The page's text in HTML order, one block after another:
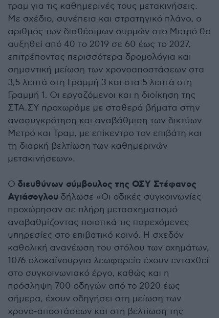
τραμ για τις καθημερινές τους μετακινήσεις.
Με σχέδιο, συνέπεια και στρατηγικό πλάνο, ο
αριθμός των διαθέσιμων συρμών στο Μετρό θα
αυξηθεί από 40 το 2019 σε 60 έως το 2027,
επιτρέποντας περισσότερα δρομολόγια και
σημαντική μείωση των χρονοαποστάσεων στα
3,5 λεπτά στη Γραμμή 3 και στα 5 λεπτά στη
Γραμμή 1. Οι εργαζόμενοι και η διοίκηση της
ΣΤΑ.ΣΥ προχωράμε με σταθερά βήματα στην
ανασυγκρότηση και αναβάθμιση των δικτύων
Μετρό και Τραμ, με επίκεντρο τον επιβάτη και
τη διαρκή βελτίωση των καθημερινών
μετακινήσεων».
Ο διευθύνων σύμβουλος της ΟΣΥ Στέφανος
Αγιάσογλου δήλωσε «Οι οδικές συγκοινωνίες
προχώρησαν σε πλήρη μετασχηματισμό
αναβαθμίζοντας ποιοτικά τις παρεχόμενες
υπηρεσίες στο επιβατικό κοινό. Η σχεδόν
καθολική ανανέωση του στόλου των οχημάτων,
1076 ολοκαίνουργια λεωφορεία έχουν ενταχθεί
στο συγκοινωνιακό έργο, καθώς και η
πρόσληψη 700 οδηγών από το 2020 έως
σήμερα, έχουν οδηγήσει στη μείωση των
χρονο-αποστάσεων και στη βελτίωση της